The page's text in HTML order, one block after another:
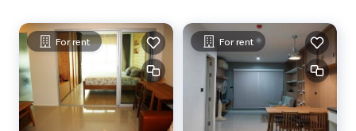
For rent For rent